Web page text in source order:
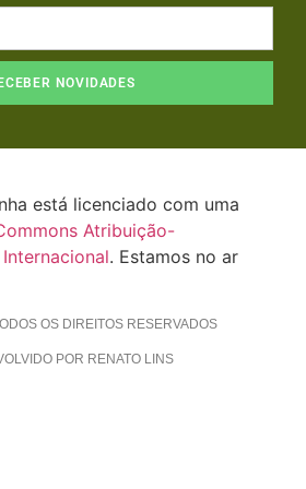
NOVIDADES
está licenciado com uma
Atribuição-
. Estamos no ar
OS DIREITOS RESERVADOS
POR RENATO LINS